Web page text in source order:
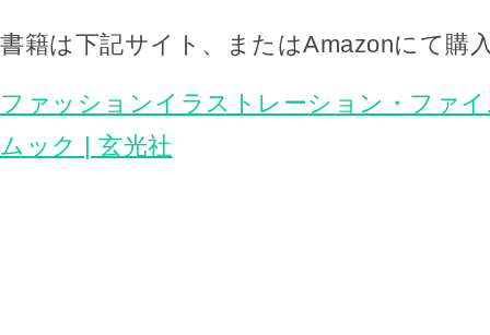
書籍は下記サイト、またはAmazonにて購
ファッションイラストレーション・ファ
ムック | 玄光社